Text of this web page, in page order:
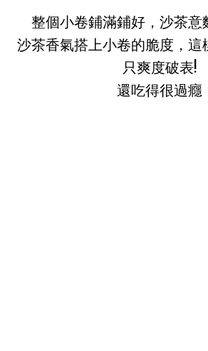
整個小卷鋪滿鋪好，沙茶意
沙茶香氣搭上小卷的脆度，這
只爽度破表!
還吃得很過癮